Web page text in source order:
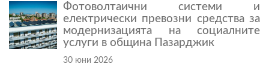
Фотоволтаични системи и
електрически превозни средства за
модернизацията на социалните
услуги в община Пазарджик
30 юни 2026